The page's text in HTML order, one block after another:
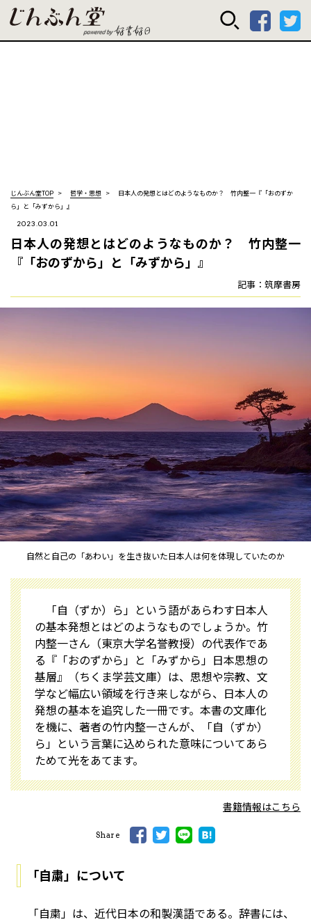
じんぶん堂
じんぶん堂TOP 哲学・思想
日本人の発想とはどのようなものか？ 竹内整一『「おのずか
ら」と「みずから」』
2023.03.01
日本人の発想とはどのようなものか？ 竹内整一
『「おのずから」と「みずから」』
記事：筑摩書房
自然と自己の「あわい」を生き抜いた日本人は何を体現していたのか
「自（ずか）ら」という語があらわす日本人
の基本発想とはどのようなものでしょうか。竹
内整一さん（東京大学名誉教授）の代表作であ
る『「おのずから」と「みずから」――日本思想の
基層』（ちくま学芸文庫）は、思想や宗教、文
学など幅広い領域を行き来しながら、日本人の
発想の基本を追究した一冊です。本書の文庫化
を機に、著者の竹内整一さんが、「自（ずか）
ら」という言葉に込められた意味についてあら
ためて光をあてます。
書籍情報はこちら
Share
「自粛」について
「自粛」は、近代日本の和製漢語である。辞書には、